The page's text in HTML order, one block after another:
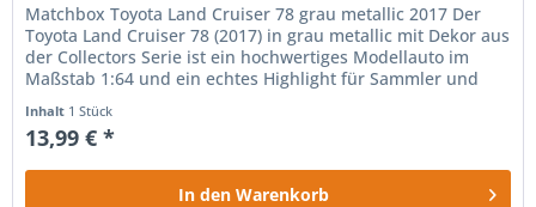
Matchbox Toyota Land Cruiser 78 grau metallic 2017 Der
Toyota Land Cruiser 78 (2017) in grau metallic mit Dekor aus
der Collectors Serie ist ein hochwertiges Modellauto im
Maßstab 1:64 und ein echtes Highlight für Sammler und
Inhalt 1 Stück
13,99 € *
In den Warenkorb